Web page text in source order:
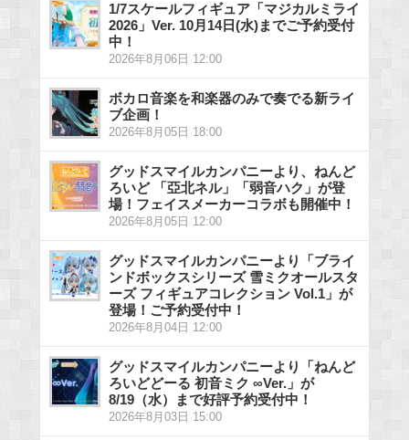
1/7スケールフィギュア「マジカルミライ
2026」Ver. 10月14日(水)までご予約受付
中！
2026年8月06日 12:00
ボカロ音楽を和楽器のみで奏でる新ライ
ブ企画！
2026年8月05日 18:00
グッドスマイルカンパニーより、ねんど
ろいど 「亞北ネル」「弱音ハク」が登
場！フェイスメーカーコラボも開催中！
2026年8月05日 12:00
グッドスマイルカンパニーより「ブライ
ンドボックスシリーズ 雪ミクオールスタ
ーズ フィギュアコレクション Vol.1」が
登場！ご予約受付中！
2026年8月04日 12:00
グッドスマイルカンパニーより「ねんど
ろいどどーる 初音ミク ∞Ver.」が
8/19（水）まで好評予約受付中！
2026年8月03日 15:00